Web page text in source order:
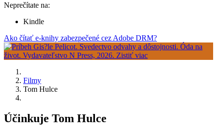
Neprečítate na:
Kindle
Ako čítať e-knihy zabezpečené cez Adobe DRM?
Filmy
Tom Hulce
Účinkuje Tom Hulce